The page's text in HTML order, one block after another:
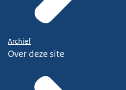
Archief
Over deze site